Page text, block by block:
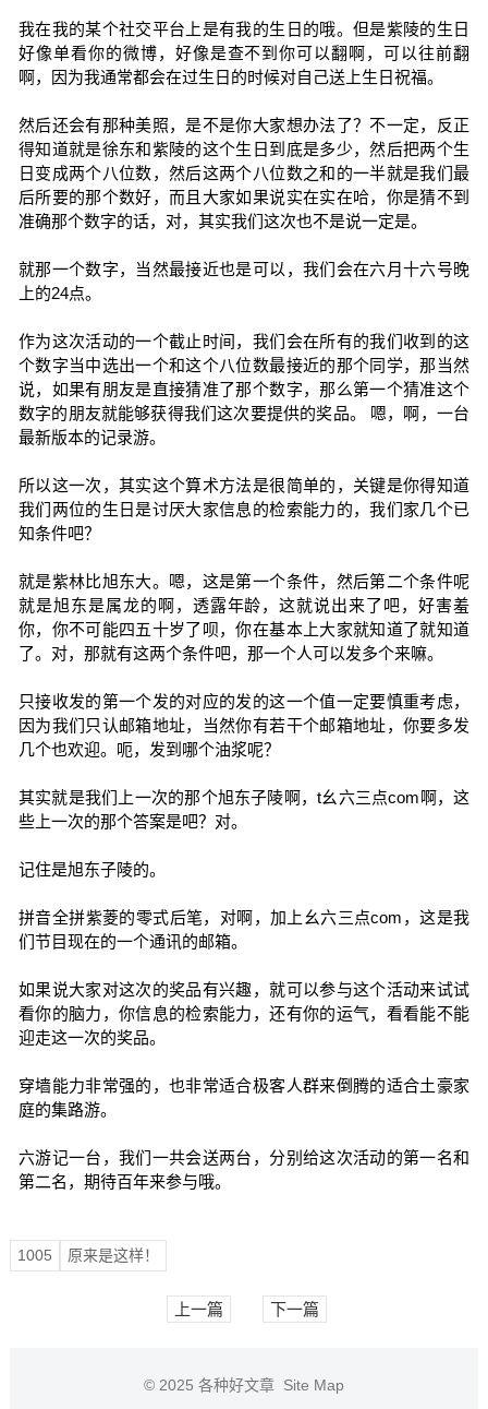
我在我的某个社交平台上是有我的生日的哦。但是紫陵的生日
好像单看你的微博，好像是查不到你可以翻啊，可以往前翻
啊，因为我通常都会在过生日的时候对自己送上生日祝福。
然后还会有那种美照，是不是你大家想办法了？不一定，反正
得知道就是徐东和紫陵的这个生日到底是多少，然后把两个生
日变成两个八位数，然后这两个八位数之和的一半就是我们最
后所要的那个数好，而且大家如果说实在实在哈，你是猜不到
准确那个数字的话，对，其实我们这次也不是说一定是。
就那一个数字，当然最接近也是可以，我们会在六月十六号晚
上的24点。
作为这次活动的一个截止时间，我们会在所有的我们收到的这
个数字当中选出一个和这个八位数最接近的那个同学，那当然
说，如果有朋友是直接猜准了那个数字，那么第一个猜准这个
数字的朋友就能够获得我们这次要提供的奖品。 嗯，啊，一台
最新版本的记录游。
所以这一次，其实这个算术方法是很简单的，关键是你得知道
我们两位的生日是讨厌大家信息的检索能力的，我们家几个已
知条件吧？
就是紫林比旭东大。嗯，这是第一个条件，然后第二个条件呢
就是旭东是属龙的啊，透露年龄，这就说出来了吧，好害羞
你，你不可能四五十岁了呗，你在基本上大家就知道了就知道
了。对，那就有这两个条件吧，那一个人可以发多个来嘛。
只接收发的第一个发的对应的发的这一个值一定要慎重考虑，
因为我们只认邮箱地址，当然你有若干个邮箱地址，你要多发
几个也欢迎。呃，发到哪个油浆呢？
其实就是我们上一次的那个旭东子陵啊，t幺六三点com啊，这
些上一次的那个答案是吧？对。
记住是旭东子陵的。
拼音全拼紫菱的零式后笔，对啊，加上幺六三点com，这是我
们节目现在的一个通讯的邮箱。
如果说大家对这次的奖品有兴趣，就可以参与这个活动来试试
看你的脑力，你信息的检索能力，还有你的运气，看看能不能
迎走这一次的奖品。
穿墙能力非常强的，也非常适合极客人群来倒腾的适合土豪家
庭的集路游。
六游记一台，我们一共会送两台，分别给这次活动的第一名和
第二名，期待百年来参与哦。
1005 原来是这样！
上一篇 下一篇
© 2025 各种好文章 Site Map